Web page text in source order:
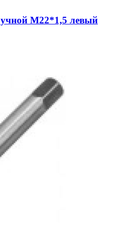
М22*1,5 левый